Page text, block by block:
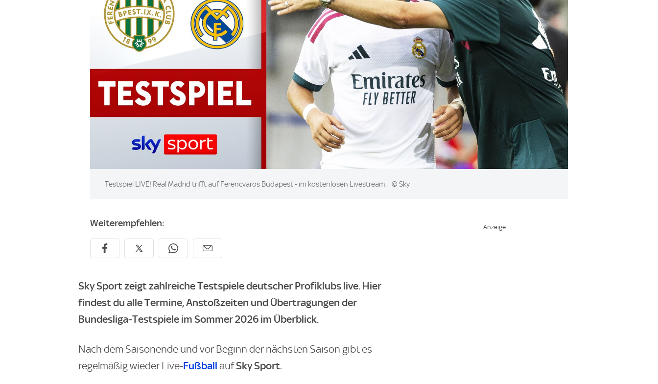
Image:
Testspiel LIVE! Real Madrid trifft auf Ferencvaros Budapest - im kostenlosen Livestream. © Sky
Weiterempfehlen:
Sky Sport zeigt zahlreiche Testspiele deutscher Profiklubs live. Hier
findest du alle Termine, Anstoßzeiten und Übertragungen der
Bundesliga-Testspiele im Sommer 2026 im Überblick.
Nach dem Saisonende und vor Beginn der nächsten Saison gibt es
regelmäßig wieder Live-Fußball aufSky Sport.